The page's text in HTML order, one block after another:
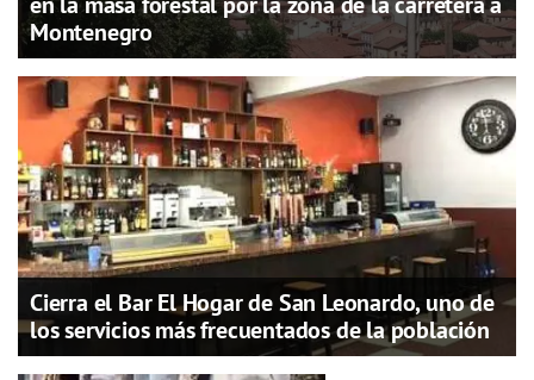
Montenegro
Cierra el Bar El Hogar de San Leonardo, uno de
los servicios más frecuentados de la población